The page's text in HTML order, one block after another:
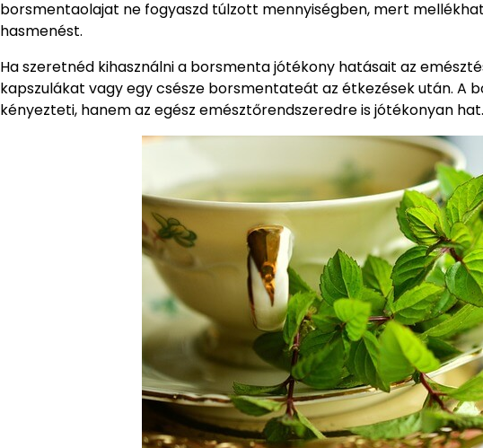
borsmentaolajat ne fogyaszd túlzott mennyiségben, mert
hasmenést.
Ha szeretnéd kihasználni a borsmenta jótékony hatásait az
kapszulákat vagy egy csésze borsmentateát az étkezések után.
kényezteti, hanem az egész emésztőrendszeredre is jótékonyan hat.